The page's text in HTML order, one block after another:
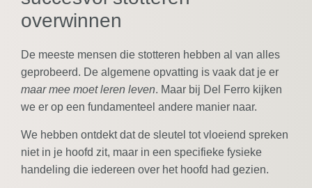
overwinnen
De meeste mensen die stotteren hebben al van alles
geprobeerd. De algemene opvatting is vaak dat je er
maar mee moet leren leven. Maar bij Del Ferro kijken
we er op een fundamenteel andere manier naar.
We hebben ontdekt dat de sleutel tot vloeiend spreken
niet in je hoofd zit, maar in een specifieke fysieke
handeling die iedereen over het hoofd had gezien.